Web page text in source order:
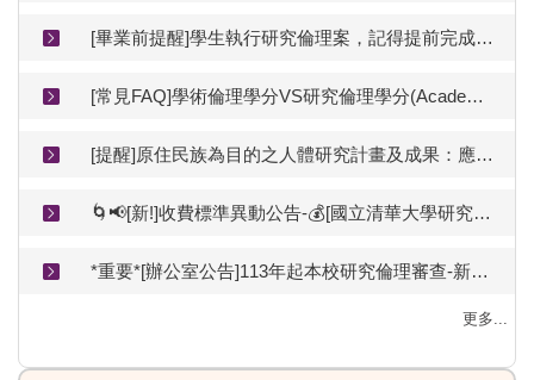
[畢業前提醒]學生執行研究倫理案，記得提前完成結案審查才能順利離校
[常見FAQ]學術倫理學分VS研究倫理學分(Academic Ethics Credits vs. Research Ethics Credits)
[提醒]原住民族為目的之人體研究計畫及成果：應諮詢取得原住民族同意(未經同意不得擅自進行)
🌀📢[新!]收費標準異動公告-💰[國立清華大學研究倫理審查服務費用收支管理要點(115.03.19修正，115.06.01啟用)
*重要*[辦公室公告]113年起本校研究倫理審查-新案採線上送審(更新V4_11407)
更多...